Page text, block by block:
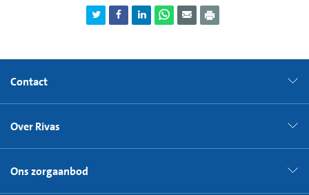
Contact
Over Rivas
Ons zorgaanbod